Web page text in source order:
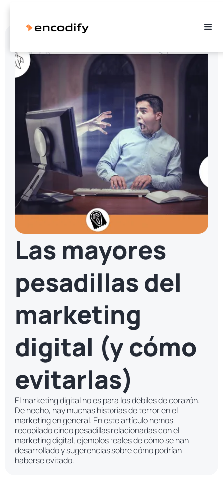
Las mayores
pesadillas del
marketing
digital (y cómo
evitarlas)
El marketing digital no es para los débiles de corazón.
De hecho, hay muchas historias de terror en el
marketing en general. En este artículo hemos
recopilado cinco pesadillas relacionadas con el
marketing digital, ejemplos reales de cómo se han
desarrollado y sugerencias sobre cómo podrían
haberse evitado.